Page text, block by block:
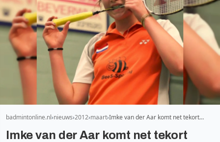
badmintonline.nl nieuws 2012 maart Imke van der Aar komt net tekort…
Imke van der Aar komt net tekort